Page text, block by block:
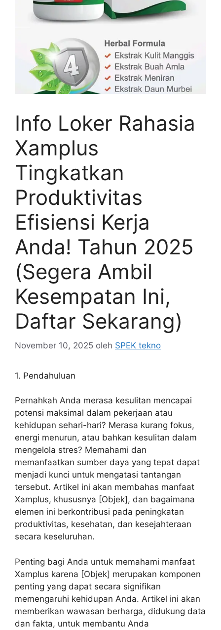
Info Loker Rahasia
Xamplus
Tingkatkan
Produktivitas
Efisiensi Kerja
Anda! Tahun 2025
(Segera Ambil
Kesempatan Ini,
Daftar Sekarang)
November 10, 2025 oleh SPEK tekno
1. Pendahuluan
Pernahkah Anda merasa kesulitan mencapai
potensi maksimal dalam pekerjaan atau
kehidupan sehari-hari? Merasa kurang fokus,
energi menurun, atau bahkan kesulitan dalam
mengelola stres? Memahami dan
memanfaatkan sumber daya yang tepat dapat
menjadi kunci untuk mengatasi tantangan
tersebut. Artikel ini akan membahas manfaat
Xamplus, khususnya [Objek], dan bagaimana
elemen ini berkontribusi pada peningkatan
produktivitas, kesehatan, dan kesejahteraan
secara keseluruhan.
Penting bagi Anda untuk memahami manfaat
Xamplus karena [Objek] merupakan komponen
penting yang dapat secara signifikan
memengaruhi kehidupan Anda. Artikel ini akan
memberikan wawasan berharga, didukung data
dan fakta, untuk membantu Anda